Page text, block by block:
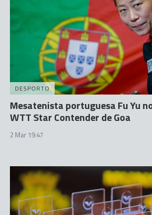
DESPORTO
Mesatenista portuguesa Fu Yu
WTT Star Contender de Goa
2 Mar 19:47